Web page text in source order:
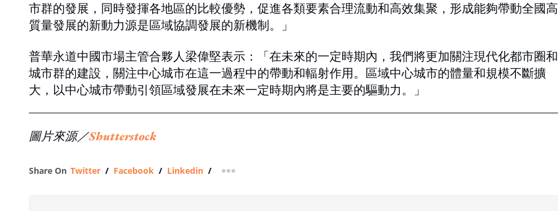
市群的發展，同時發揮各地區的比較優勢，促進各類要素合理流動和高效集聚，形成能夠帶動全國高
質量發展的新動力源是區域協調發展的新機制。」
普華永道中國市場主管合夥人梁偉堅表示：「在未來的一定時期內，我們將更加關注現代化都市圈和
城市群的建設，關注中心城市在這一過程中的帶動和輻射作用。區域中心城市的體量和規模不斷擴
大，以中心城市帶動引領區域發展在未來一定時期內將是主要的驅動力。」
圖片來源／Shutterstock
Share On Twitter / Facebook / Linkedin / more sharing option